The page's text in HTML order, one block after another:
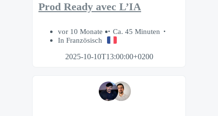
Prod Ready avec L’IA
vor 10 Monate
Ca. 45 Minuten
In Französisch
2025-10-10T13:00:00+0200